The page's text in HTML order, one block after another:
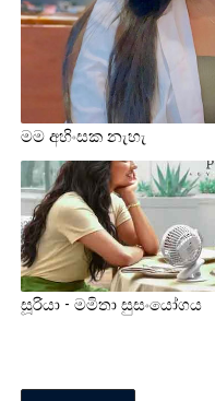
මම අහිංසක නැහැ
සූරියා - මමිතා සුසංයෝගය